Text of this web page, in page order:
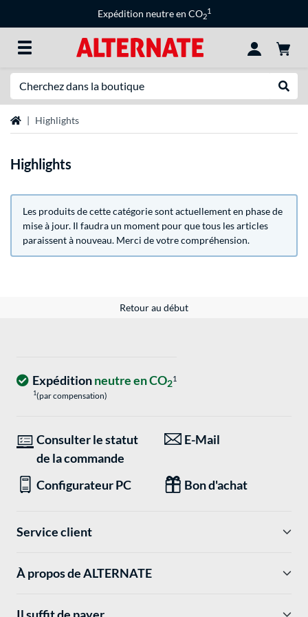
Expédition neutre en CO2
1
Page d'accueil
Highlights
Highlights
Les produits de cette catégorie sont actuellement en phase de
mise à jour. Il faudra un moment pour que tous les articles
paraissent à nouveau. Merci de votre compréhension.
Retour au début
Expéditionneutre en CO21
1(par compensation)
Consulter le statut
de la commande
E-Mail
Configurateur PC Bon d'achat
Service client
À propos de ALTERNATE